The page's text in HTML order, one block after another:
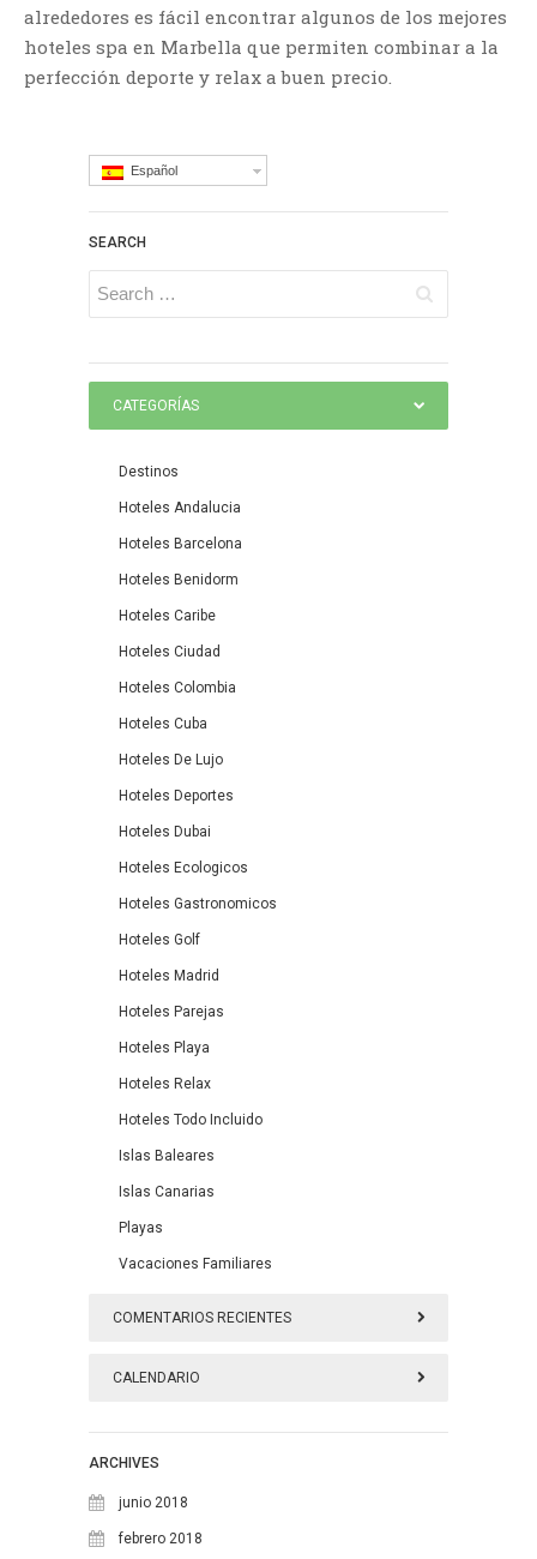
alrededores es fácil encontrar algunos de los mejores
hoteles spa en Marbella que permiten combinar a la
perfección deporte y relax a buen precio.
Español
SEARCH
CATEGORÍAS
Destinos
Hoteles Andalucia
Hoteles Barcelona
Hoteles Benidorm
Hoteles Caribe
Hoteles Ciudad
Hoteles Colombia
Hoteles Cuba
Hoteles De Lujo
Hoteles Deportes
Hoteles Dubai
Hoteles Ecologicos
Hoteles Gastronomicos
Hoteles Golf
Hoteles Madrid
Hoteles Parejas
Hoteles Playa
Hoteles Relax
Hoteles Todo Incluido
Islas Baleares
Islas Canarias
Playas
Vacaciones Familiares
COMENTARIOS RECIENTES
CALENDARIO
ARCHIVES
junio 2018
febrero 2018